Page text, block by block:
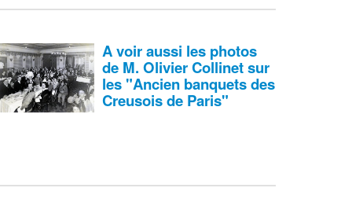
A voir aussi les photos
de M. Olivier Collinet sur
les "Ancien banquets des
Creusois de Paris"